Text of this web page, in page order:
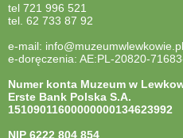
tel 721 996 521
tel. 62 733 87 92
e-mail: info@muzeumwlewkowie.pl
e-doręczenia: AE:PL-20820-
Numer konta Muzeum w
Erste Bank Polska S.A.
15109011600000000134623992
NIP 6222 804 854